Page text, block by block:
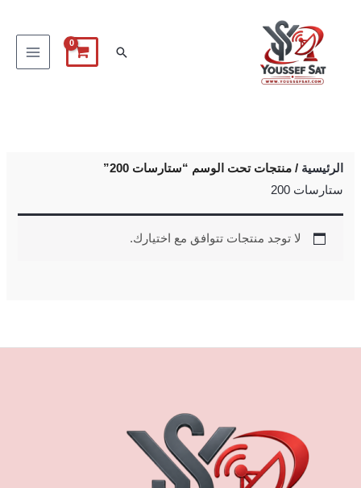
البحث
الرئيسية / منتجات تحت الوسم “ستارسات 200”
ستارسات 200
لا توجد منتجات تتوافق مع اختيارك.